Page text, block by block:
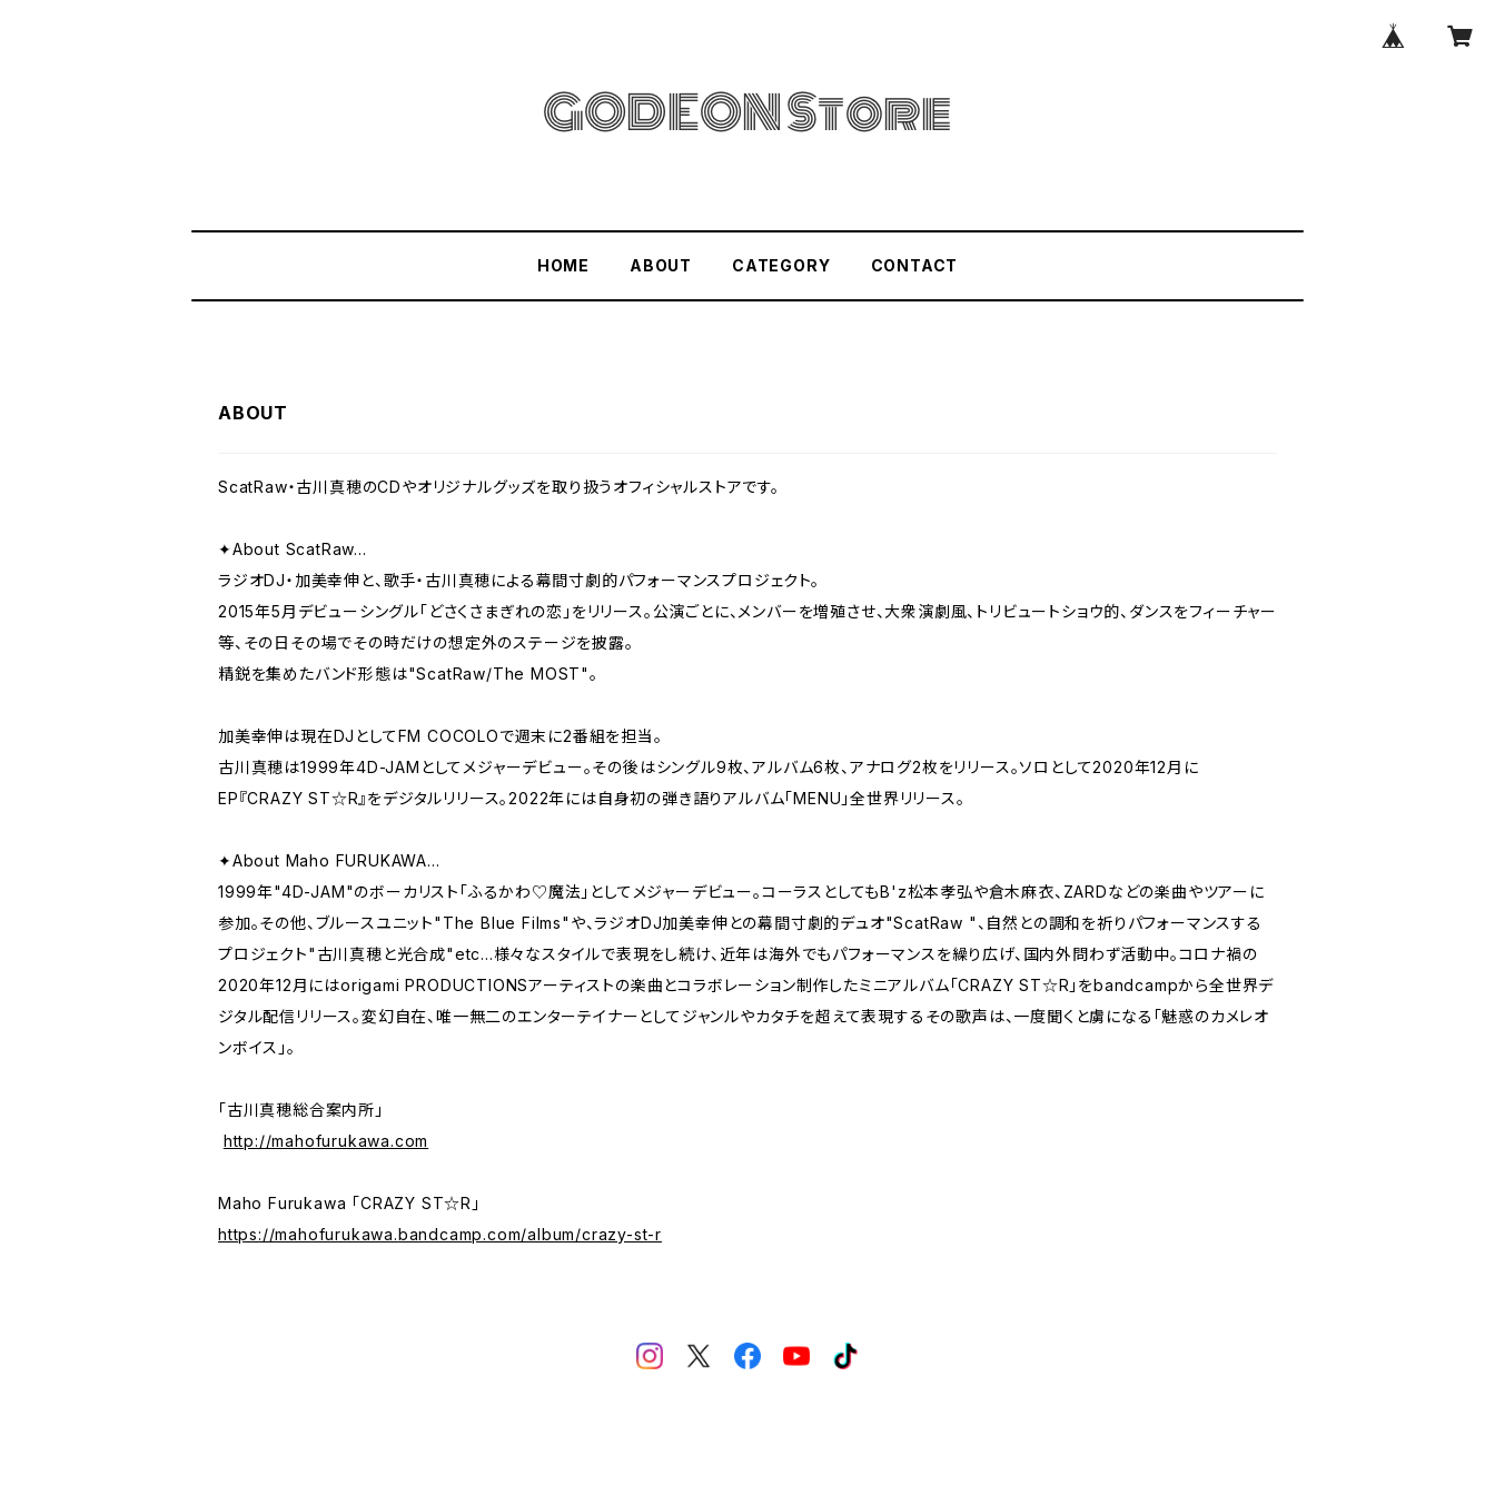
HOME ABOUT CATEGORY CONTACT
ABOUT
ScatRaw・古川真穂のCDやオリジナルグッズを取り扱うオフィシャルストアです。
✦About ScatRaw...
ラジオDJ・加美幸伸と、歌手・古川真穂による幕間寸劇的パフォーマンスプロジェクト。
2015年5月デビューシングル「どさくさまぎれの恋」をリリース。公演ごとに、メンバーを増殖させ、大衆演劇風、トリビュートショウ的、ダンスをフィーチャー
等、その日その場でその時だけの想定外のステージを披露。
精鋭を集めたバンド形態は"ScatRaw/The MOST"。
加美幸伸は現在DJとしてFM COCOLOで週末に2番組を担当。
古川真穂は1999年4D-JAMとしてメジャーデビュー。その後はシングル9枚、アルバム6枚、アナログ2枚をリリース。ソロとして2020年12月に
EP『CRAZY ST☆R』をデジタルリリース。2022年には自身初の弾き語りアルバム「MENU」全世界リリース。
✦About Maho FURUKAWA...
1999年"4D-JAM"のボーカリスト「ふるかわ♡魔法」としてメジャーデビュー。コーラスとしてもB'z松本孝弘や倉木麻衣、ZARDなどの楽曲やツアーに
参加。その他、ブルースユニット"The Blue Films"や、ラジオDJ加美幸伸との幕間寸劇的デュオ"ScatRaw "、自然との調和を祈りパフォーマンスする
プロジェクト"古川真穂と光合成"etc...様々なスタイルで表現をし続け、近年は海外でもパフォーマンスを繰り広げ、国内外問わず活動中。コロナ禍の
2020年12月にはorigami PRODUCTIONSアーティストの楽曲とコラボレーション制作したミニアルバム「CRAZY ST☆R」をbandcampから全世界デ
ジタル配信リリース。変幻自在、唯一無二のエンターテイナーとしてジャンルやカタチを超えて表現するその歌声は、一度聞くと虜になる「魅惑のカメレオ
ンボイス」。
「古川真穂総合案内所」
http://mahofurukawa.com
Maho Furukawa 「CRAZY ST☆R」
https://mahofurukawa.bandcamp.com/album/crazy-st-r